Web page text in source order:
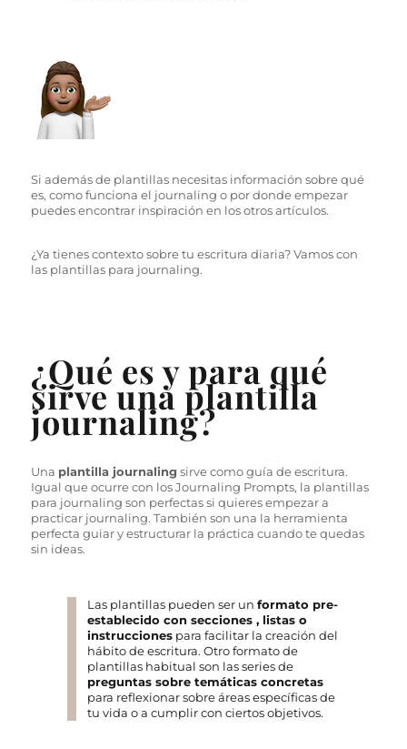
Si además de plantillas necesitas información sobre qué
es, como funciona el journaling o por donde empezar
puedes encontrar inspiración en los otros artículos.
¿Ya tienes contexto sobre tu escritura diaria? Vamos con
las plantillas para journaling.
¿Qué es y para qué
sirve una plantilla
journaling?
Una plantilla journaling sirve como guía de escritura.
Igual que ocurre con los Journaling Prompts, la plantillas
para journaling son perfectas si quieres empezar a
practicar journaling. También son una la herramienta
perfecta guiar y estructurar la práctica cuando te quedas
sin ideas.
Las plantillas pueden ser unformato pre-
establecido con secciones , listas o
instrucciones para facilitar la creación del
hábito de escritura. Otro formato de
plantillas habitual son las series de
preguntas sobre temáticas concretas
para reflexionar sobre áreas específicas de
tu vida o a cumplir con ciertos objetivos.